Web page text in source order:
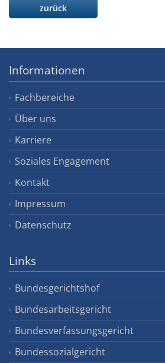
zurück
Informationen
Fachbereiche
Über uns
Karriere
Soziales Engagement
Kontakt
Impressum
Datenschutz
Links
Bundesgerichtshof
Bundesarbeitsgericht
Bundesverfassungsgericht
Bundessozialgericht